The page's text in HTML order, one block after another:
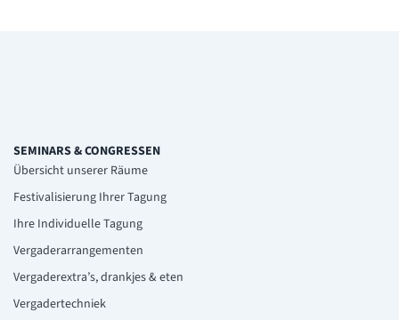
SEMINARS & CONGRESSEN
Übersicht unserer Räume
Festivalisierung Ihrer Tagung
Ihre Individuelle Tagung
Vergaderarrangementen
Vergaderextra’s, drankjes & eten
Vergadertechniek